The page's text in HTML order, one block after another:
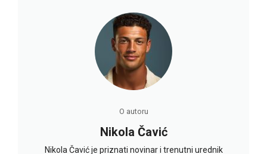
O autoru
Nikola Čavić
Nikola Čavić je priznati novinar i trenutni urednik